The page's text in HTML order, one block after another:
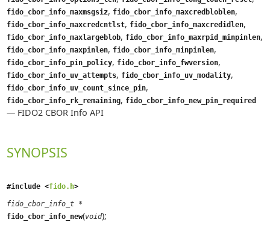
fido_cbor_info_maxmsgsiz, fido_cbor_info_maxcredbloblen,
fido_cbor_info_maxcredcntlst, fido_cbor_info_maxcredidlen,
fido_cbor_info_maxlargeblob, fido_cbor_info_maxrpid_minpinlen,
fido_cbor_info_maxpinlen, fido_cbor_info_minpinlen,
fido_cbor_info_pin_policy, fido_cbor_info_fwversion,
fido_cbor_info_uv_attempts, fido_cbor_info_uv_modality,
fido_cbor_info_uv_count_since_pin,
fido_cbor_info_rk_remaining, fido_cbor_info_new_pin_required
— FIDO2 CBOR Info API
SYNOPSIS
#include <fido.h>
fido_cbor_info_t *
fido_cbor_info_new(void);